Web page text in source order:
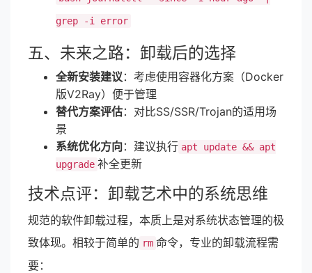
grep -i error
五、未来之路：卸载后的选择
全新安装建议：考虑使用容器化方案（Docker
版V2Ray）便于管理
替代方案评估：对比SS/SSR/Trojan的适用场
景
系统优化方向：建议执行 apt update && apt
upgrade 补全更新
技术点评：卸载艺术中的系统思维
规范的软件卸载过程，本质上是对系统状态管理的极
致体现。相较于简单的 rm 命令，专业的卸载流程需
要：